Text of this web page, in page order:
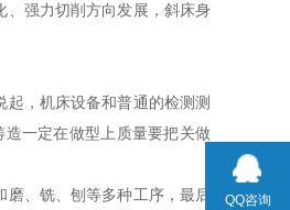
、强力切削方向发展，斜床身
，机床设备和普通的检测测
一定在做型上质量要把关做
、铣、刨等多种工序，最后
QQ咨询